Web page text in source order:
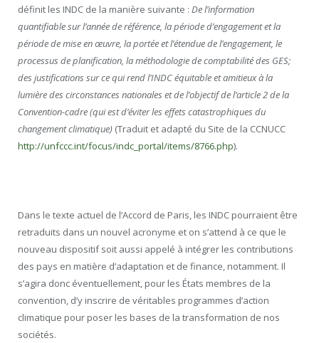
définit les INDC de la manière suivante : De l’information
quantifiable sur l’année de référence, la période d’engagement et la
période de mise en œuvre, la portée et l’étendue de l’engagement, le
processus de planification, la méthodologie de comptabilité des GES;
des justifications sur ce qui rend l’INDC équitable et amitieux à la
lumière des circonstances nationales et de l’objectif de l’article 2 de la
Convention-cadre (qui est d’éviter les effets catastrophiques du
changement climatique) (Traduit et adapté du Site de la CCNUCC
http://unfccc.int/focus/indc_portal/items/8766.php).
Dans le texte actuel de l’Accord de Paris, les INDC pourraient être
retraduits dans un nouvel acronyme et on s’attend à ce que le
nouveau dispositif soit aussi appelé à intégrer les contributions
des pays en matière d’adaptation et de finance, notamment. Il
s’agira donc éventuellement, pour les États membres de la
convention, d’y inscrire de véritables programmes d’action
climatique pour poser les bases de la transformation de nos
sociétés.